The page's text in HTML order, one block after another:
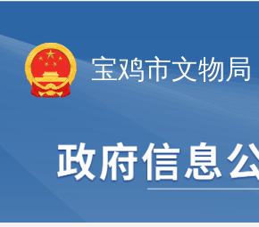
宝鸡市文物局